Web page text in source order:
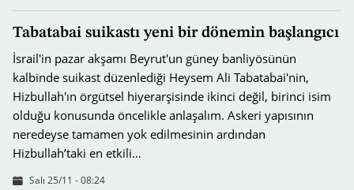
Tabatabai suikastı yeni bir dönemin başlangıcı
İsrail'in pazar akşamı Beyrut'un güney banliyösünün
kalbinde suikast düzenlediği Heysem Ali Tabatabai'nin,
Hizbullah'ın örgütsel hiyerarşisinde ikinci değil, birinci isim
olduğu konusunda öncelikle anlaşalım. Askeri yapısının
neredeyse tamamen yok edilmesinin ardından
Hizbullah’taki en etkili…
Salı 25/11 - 08:24